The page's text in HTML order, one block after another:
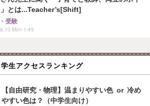
」とは...Teacher’s[Shift]
受験
Mon 1:45
生アクセスランキング
【自由研究・物理】温まりやすい色 or 冷め
やすい色は？（中学生向け）